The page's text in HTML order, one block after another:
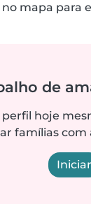
no mapa para
de
perfil hoje
famílias com
Iniciar